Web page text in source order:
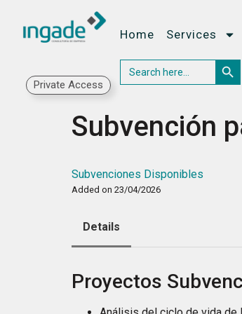
Home Services
Private Access
Search
for:
Subvención
Subvenciones Disponibles
Added on 23/04/2026
Details
Proyectos